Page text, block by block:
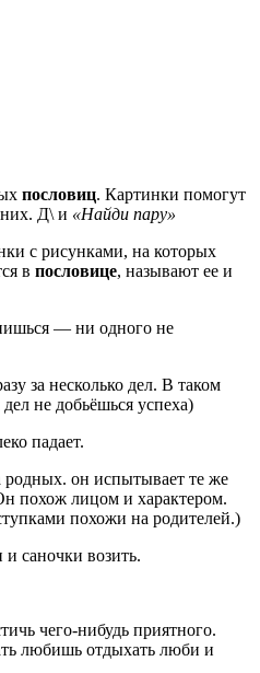
пословиц. Картинки помогут
Д\ и «Найди пару»
с рисунками, на которых
в пословице, называют ее и
— ни одного не
за несколько дел. В таком
не добьёшься успеха)
падает.
родных. он испытывает те же
похож лицом и характером.
похожи на родителей.)
саночки возить.
чего-нибудь приятного.
любишь отдыхать люби и